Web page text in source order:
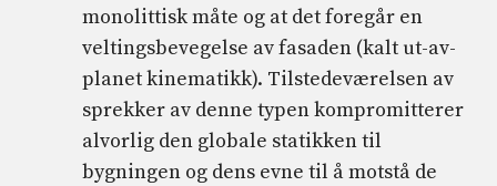
monolittisk måte og at det foregår en
veltingsbevegelse av fasaden (kalt ut-av-
planet kinematikk). Tilstedeværelsen av
sprekker av denne typen kompromitterer
alvorlig den globale statikken til
bygningen og dens evne til å motstå de